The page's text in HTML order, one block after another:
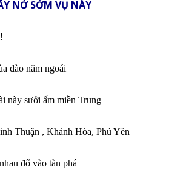
NỞ SỚM VỤ NÀY
đào năm ngoái
này sưởi ấm miền Trung
Thuận , Khánh Hòa, Phú Yên
đổ vào tàn phá